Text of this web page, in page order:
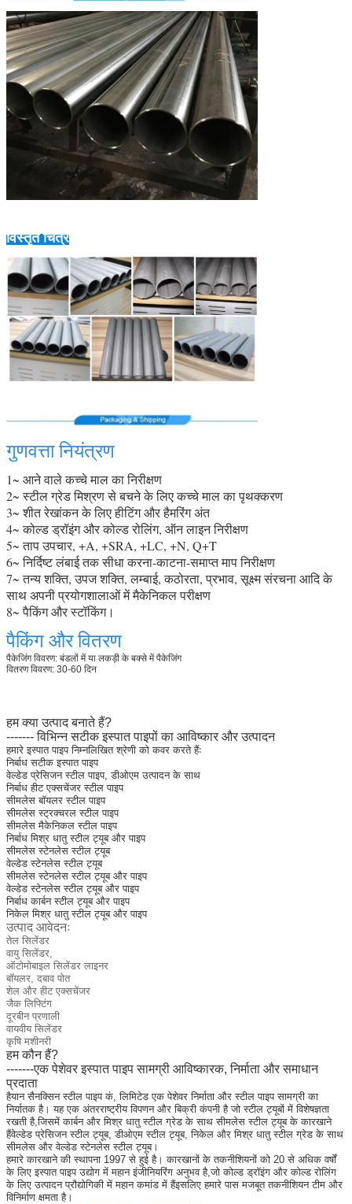
विस्तृत चित्र
गुणवत्ता नियंत्रण
1~ आने वाले कच्चे माल का निरीक्षण
2~ स्टील ग्रेड मिश्रण से बचने के लिए कच्चे माल का पृथक्करण
3~ शीत रेखांकन के लिए हीटिंग और हैमरिंग अंत
4~ कोल्ड ड्रॉइंग और कोल्ड रोलिंग, ऑन लाइन निरीक्षण
5~ ताप उपचार, +A, +SRA, +LC, +N, Q+T
6~ निर्दिष्ट लंबाई तक सीधा करना-काटना-समाप्त माप निरीक्षण
7~ तन्य शक्ति, उपज शक्ति, लम्बाई, कठोरता, प्रभाव, सूक्ष्म संरचना आदि के
साथ अपनी प्रयोगशालाओं में मैकेनिकल परीक्षण
8~ पैकिंग और स्टॉकिंग।
पैकिंग और वितरण
पैकेजिंग विवरण: बंडलों में या लकड़ी के बक्से में पैकेजिंग
वितरण विवरण: 30-60 दिन
हम क्या उत्पाद बनाते हैं?
------- विभिन्न सटीक इस्पात पाइपों का आविष्कार और उत्पादन
हमारे इस्पात पाइप निम्नलिखित श्रेणी को कवर करते हैंः
निर्बाध सटीक इस्पात पाइप
वेल्डेड प्रेसिजन स्टील पाइप, डीओएम उत्पादन के साथ
निर्बाध हीट एक्सचेंजर स्टील पाइप
सीमलेस बॉयलर स्टील पाइप
सीमलेस स्ट्रक्चरल स्टील पाइप
सीमलेस मैकेनिकल स्टील पाइप
निर्बाध मिश्र धातु स्टील ट्यूब और पाइप
सीमलेस स्टेनलेस स्टील ट्यूब
वेल्डेड स्टेनलेस स्टील ट्यूब
सीमलेस स्टेनलेस स्टील ट्यूब और पाइप
वेल्डेड स्टेनलेस स्टील ट्यूब और पाइप
निर्बाध कार्बन स्टील ट्यूब और पाइप
निकेल मिश्र धातु स्टील ट्यूब और पाइप
उत्पाद आवेदनः
तेल सिलेंडर
वायु सिलेंडर,
ऑटोमोबाइल सिलेंडर लाइनर
बॉयलर, दबाव पोत
शेल और हीट एक्सचेंजर
जैक लिफ्टिंग
दूरबीन प्रणाली
वायवीय सिलेंडर
कृषि मशीनरी
हम कौन हैं?
-------एक पेशेवर इस्पात पाइप सामग्री आविष्कारक, निर्माता और समाधान
प्रदाता
हैयान सैनक्सिन स्टील पाइप कं, लिमिटेड एक पेशेवर निर्माता और स्टील पाइप सामग्री का
निर्यातक है। यह एक अंतरराष्ट्रीय विपणन और बिक्री कंपनी है जो स्टील ट्यूबों में विशेषज्ञता
रखती है,जिसमें कार्बन और मिश्र धातु स्टील ग्रेड के साथ सीमलेस स्टील ट्यूब के कारखाने
हैंवेल्डेड प्रेसिजन स्टील ट्यूब, डीओएम स्टील ट्यूब, निकेल और मिश्र धातु स्टील ग्रेड के साथ
सीमलेस और वेल्डेड स्टेनलेस स्टील ट्यूब।
हमारे कारखाने की स्थापना 1997 से हुई है। कारखानों के तकनीशियनों को 20 से अधिक वर्षों
के लिए इस्पात पाइप उद्योग में महान इंजीनियरिंग अनुभव है,जो कोल्ड ड्रॉइंग और कोल्ड रोलिंग
के लिए उत्पादन प्रौद्योगिकी में महान कमांड में हैंइसलिए हमारे पास मजबूत तकनीशियन टीम और
विनिर्माण क्षमता है।